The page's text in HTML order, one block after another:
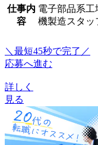
仕事内
容
電子部品系
機製造スタッ
＼最短45秒で完了／
応募へ進む
詳しく
見る